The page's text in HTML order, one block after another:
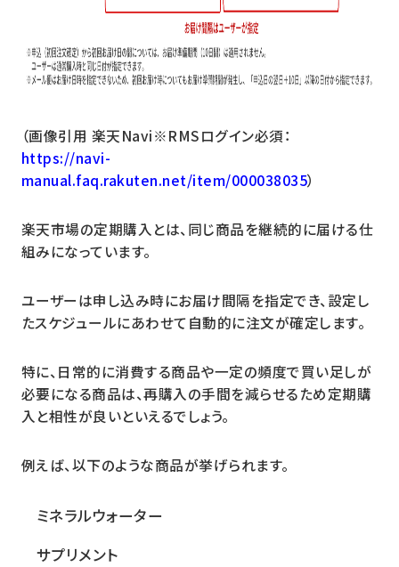
（画像引用 楽天Navi※RMSログイン必須：
https://navi-
manual.faq.rakuten.net/item/000038035）
楽天市場の定期購入とは、同じ商品を継続的に届ける仕
組みになっています。
ユーザーは申し込み時にお届け間隔を指定でき、設定し
たスケジュールにあわせて自動的に注文が確定します。
特に、日常的に消費する商品や一定の頻度で買い足しが
必要になる商品は、再購入の手間を減らせるため定期購
入と相性が良いといえるでしょう。
例えば、以下のような商品が挙げられます。
ミネラルウォーター
サプリメント